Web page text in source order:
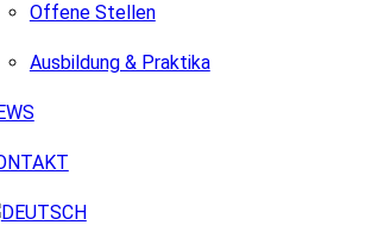
Offene Stellen
Ausbildung & Praktika